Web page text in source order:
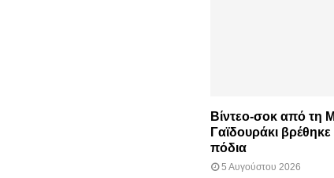
Βίντεο-σοκ από τη
Γαϊδουράκι
πόδια
5 Αυγούστου 2026